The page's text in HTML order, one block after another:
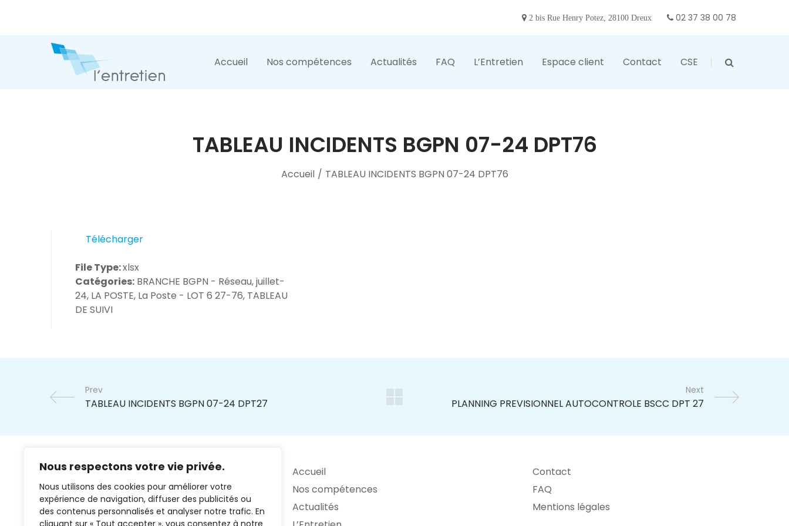
Nous respectons votre vie privée.
Nous utilisons des cookies pour améliorer votre
expérience de navigation, diffuser des publicités ou
des contenus personnalisés et analyser notre trafic. En
cliquant sur « Tout accepter », vous consentez à notre
2 bis Rue Henry Potez, 28100 Dreux 02 37 38 00 78
Accueil Nos compétences Actualités FAQ L’Entretien Espace client Contact CSE
TABLEAU INCIDENTS BGPN 07-24 DPT76
Accueil / TABLEAU INCIDENTS BGPN 07-24 DPT76
Télécharger
File Type:xlsx
Catégories: BRANCHE BGPN - Réseau, juillet-
24, LA POSTE, La Poste - LOT 6 27-76, TABLEAU
DE SUIVI
Prev Next
Accueil
Nos compétences
Actualités
Contact
FAQ
Mentions légales